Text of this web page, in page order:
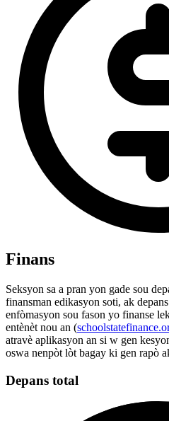
Finans
Seksyon sa a pran yon gade sou
finansman edikasyon soti, ak
enfòmasyon sou fason yo finanse
entènèt nou an (
atravè aplikasyon an si w gen
oswa nenpòt lòt bagay ki gen rapò
Depans total